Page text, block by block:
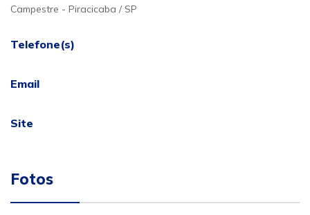
Campestre - Piracicaba / SP
Telefone(s)
Email
Site
Fotos